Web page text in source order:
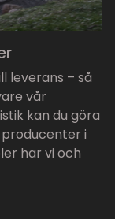
leverans – så
vår
kan du göra
i
har vi och